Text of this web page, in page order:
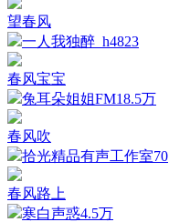
望春风
一人我独醉_h4823
春风宝宝
兔耳朵姐姐FM18.5万
春风吹
拾光精品有声工作室70
春风路上
寒白声惑4.5万